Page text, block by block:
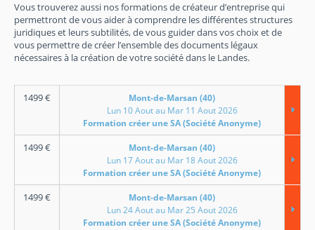
Vous trouverez aussi nos formations de créateur d’entreprise qui
permettront de vous aider à comprendre les différentes structures
juridiques et leurs subtilités, de vous guider dans vos choix et de
vous permettre de créer l’ensemble des documents légaux
nécessaires à la création de votre société dans le Landes.
1499€
Mont-de-Marsan (40)
Lun 10 Aout au Mar 11 Aout 2026
Formation créer une SA (Société Anonyme)
1499€
Mont-de-Marsan (40)
Lun 17 Aout au Mar 18 Aout 2026
Formation créer une SA (Société Anonyme)
1499€
Mont-de-Marsan (40)
Lun 24 Aout au Mar 25 Aout 2026
Formation créer une SA (Société Anonyme)